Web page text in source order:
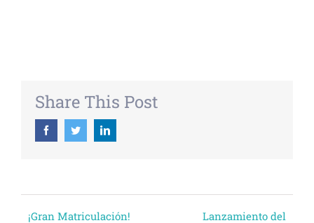
Share This Post
FacebookTwitterLinkedin
¡Gran Matriculación!
Lanzamiento del